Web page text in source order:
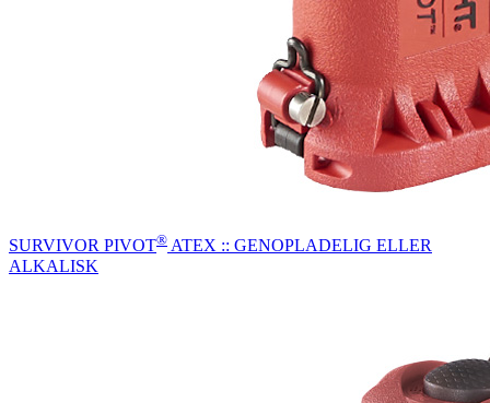
SURVIVOR PIVOT® ATEX :: GENOPLADELIG ELLER
ALKALISK